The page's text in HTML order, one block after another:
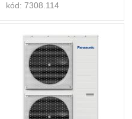
kód: 7308.114